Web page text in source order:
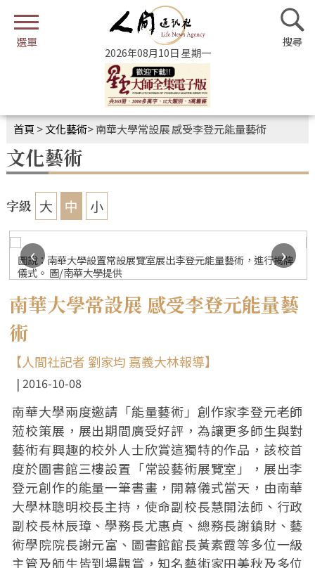
2026年08月10日 星期一
首頁 >文化藝術>南華大學常設展 感受李登元能量藝術
文化藝術
字級 大 中 小
圖說：南華大學設置常設展覽室展出李登元能量藝術，進行揭牌
儀式。 圖/南華大學提供
‹
›
南華大學常設展 感受李登元能量藝
術
【人間社記者 劉家均 嘉義大林報導】
2016-10-08
南華大學兩度邀請「能量藝術」創作家李登元老師
蒞校策展，展出期間廣受好評，為讓更多師生與對
藝術有興趣的校外人士欣賞這獨特的作品，該校首
度於圖書館三樓設置「常設藝術展覽室」，展出李
登元創作的能量一筆書畫，開幕儀式當天，由南華
大學林聰明校長主持，使命副校長慧開法師、行政
副校長林辰璋、學務長尤惠貞、總務長謝鎮財、藝
術學院院長謝元富、圖書館館長黃素霞等多位一級
主管及師生皆到場觀賞，知名藝術家田美秋及多位